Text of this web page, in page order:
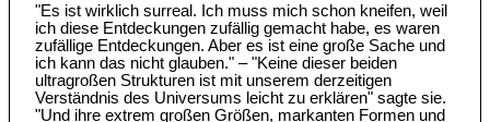
"Es ist wirklich surreal. Ich muss mich schon kneifen, weil
ich diese Entdeckungen zufällig gemacht habe, es waren
zufällige Entdeckungen. Aber es ist eine große Sache und
ich kann das nicht glauben." – "Keine dieser beiden
ultragroßen Strukturen ist mit unserem derzeitigen
Verständnis des Universums leicht zu erklären" sagte sie.
"Und ihre extrem großen Größen, markanten Formen und